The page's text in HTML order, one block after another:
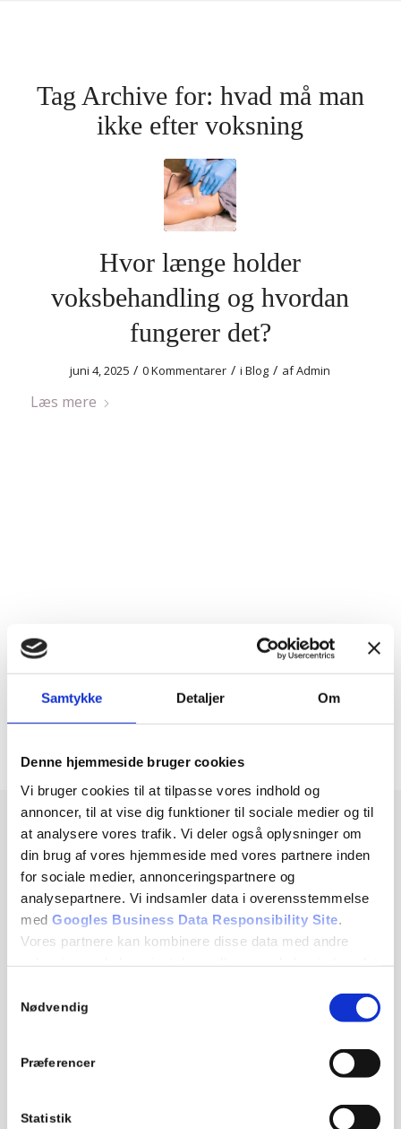
Samtykke Detaljer Om
Denne hjemmeside bruger cookies
Vi bruger cookies til at tilpasse vores indhold og
annoncer, til at vise dig funktioner til sociale medier og til
at analysere vores trafik. Vi deler også oplysninger om
din brug af vores hjemmeside med vores partnere inden
for sociale medier, annonceringspartnere og
analysepartnere. Vi indsamler data i overensstemmelse
med Googles Business Data Responsibility Site
Vores partnere kan kombinere disse data med andre
Nødvendig
Præferencer
Statistik
Tag Archive for: hvad må man
ikke efter voksning
Hvor længe holder
voksbehandling og hvordan
fungerer det?
juni 4, 2025 / 0 Kommentarer / iBlog / afAdmin
Læs mere
Kontakt os
Studiestræde 45, kld.
CVR: 42164895